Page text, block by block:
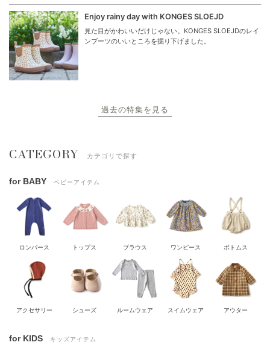
Enjoy rainy day with KONGES SLOEJD
見た目がかわいいだけじゃない。KONGES SLOEJDのレイ
ンブーツのいいところを掘り下げました。
過去の特集を見る
CATEGORY カテゴリで探す
for BABY ベビーアイテム
ロンパース トップス ブラウス ワンピース ボトムス
アクセサリー シューズ ルームウェア スイムウェア アウター
for KIDS キッズアイテム